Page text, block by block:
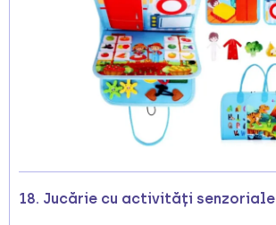
18. Jucărie cu activități senzoriale